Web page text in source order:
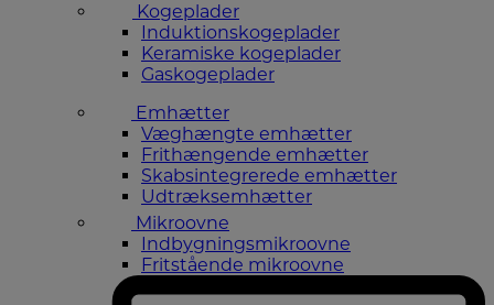
Kogeplader
Induktionskogeplader
Keramiske kogeplader
Gaskogeplader
Emhætter
Væghængte emhætter
Frithængende emhætter
Skabsintegrerede emhætter
Udtræksemhætter
Mikroovne
Indbygningsmikroovne
Fritstående mikroovne